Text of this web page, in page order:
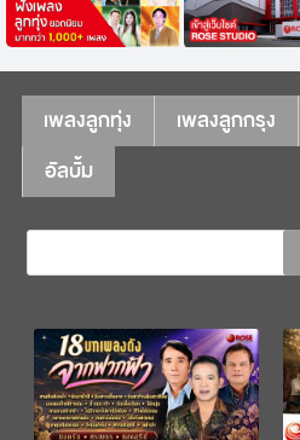
เพลงลูกทุ่ง เพลงลูกกรุง
อัลบั้ม